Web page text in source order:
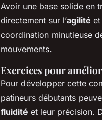
Avoir une base solide en
directement sur l’agilité
coordination minutieuse
mouvements.
Exercices pour
Pour développer cette
patineurs débutants
fluidité et leur précision.